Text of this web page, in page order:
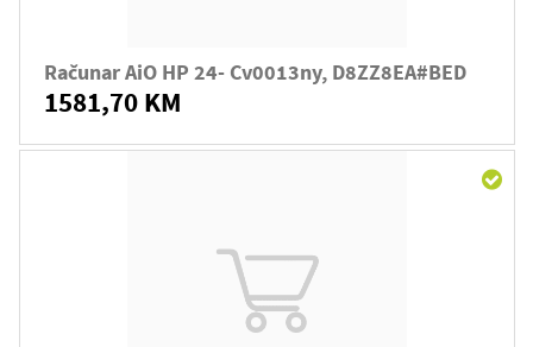
Računar AiO HP 24- Cv0013ny, D8ZZ8EA#BED
1581,70 KM